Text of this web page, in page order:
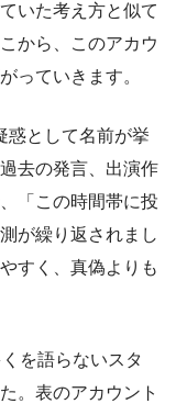
いた考え方と似て
から、このアカウ
っていきます。
惑として名前が挙
去の発言、出演作
「この時間帯に投
が繰り返されまし
すく、真偽よりも
を語らないスタ
。表のアカウント